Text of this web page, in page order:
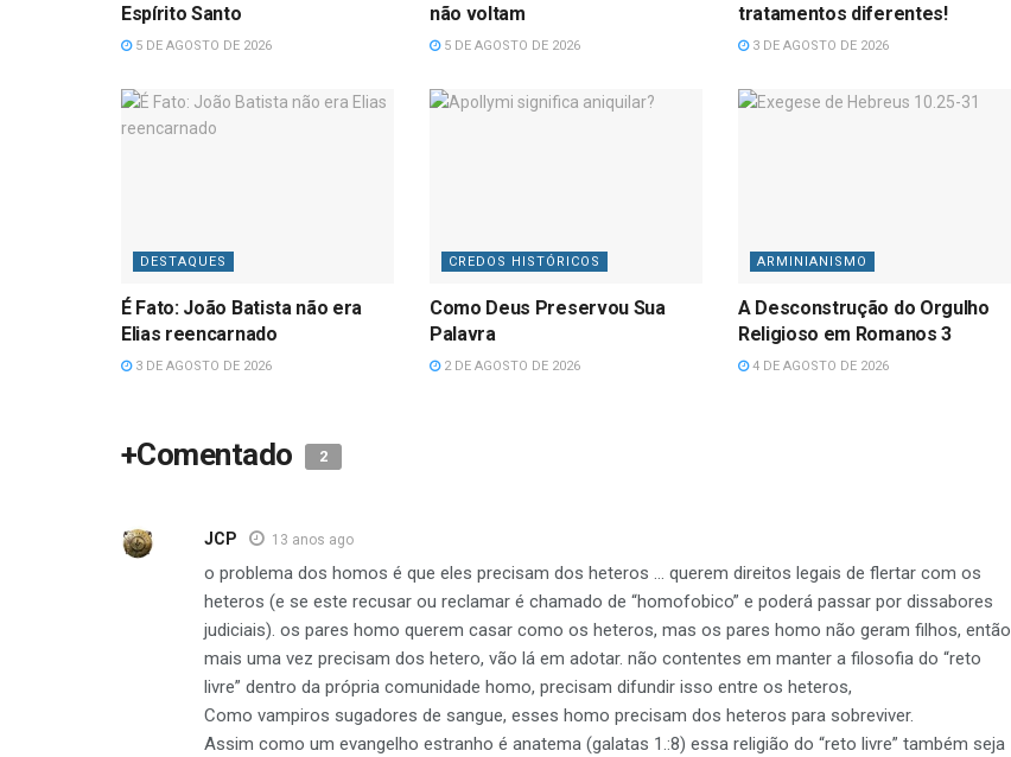
Espírito Santo
5 DE AGOSTO DE 2026
não voltam
5 DE AGOSTO DE 2026
tratamentos diferentes!
3 DE AGOSTO DE 2026
DESTAQUES
É Fato: João Batista não era
Elias reencarnado
3 DE AGOSTO DE 2026
CREDOS HISTÓRICOS
Como Deus Preservou Sua
Palavra
2 DE AGOSTO DE 2026
ARMINIANISMO
A Desconstrução do Orgulho
Religioso em Romanos 3
4 DE AGOSTO DE 2026
+Comentado 2
JCP 13 anos ago
o problema dos homos é que eles precisam dos heteros … querem direitos legais de flertar com os
heteros (e se este recusar ou reclamar é chamado de “homofobico” e poderá passar por dissabores
judiciais). os pares homo querem casar como os heteros, mas os pares homo não geram filhos, então
mais uma vez precisam dos hetero, vão lá em adotar. não contentes em manter a filosofia do “reto
livre” dentro da própria comunidade homo, precisam difundir isso entre os heteros,
Como vampiros sugadores de sangue, esses homo precisam dos heteros para sobreviver.
Assim como um evangelho estranho é anatema (galatas 1.:8) essa religião do “reto livre” também seja